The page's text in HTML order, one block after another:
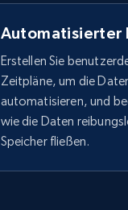
Automatisierter
Erstellen Sie
Zeitpläne, um die
automatisieren, und
wie die Daten
Speicher fließen.